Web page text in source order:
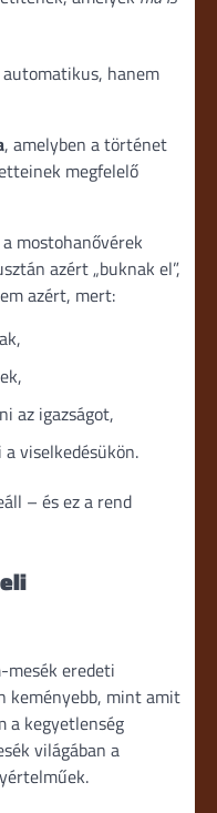
hanem
, amelyben a történet
megfelelő
mostohanővérek
azért „buknak el”,
azért, mert:
az igazságot,
viselkedésükön.
– és ez a rend
mesék eredeti
keményebb, mint amit
a kegyetlenség
világában a